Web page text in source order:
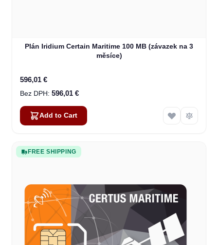
Plán Iridium Certain Maritime 100 MB (závazek na 3
měsíce)
596,01 €
596,01 €
Add to Cart
FREE SHIPPING